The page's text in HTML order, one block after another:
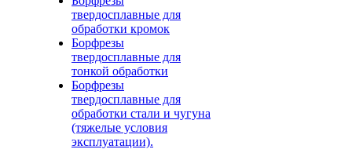
твердосплавные для
обработки кромок
Борфрезы
твердосплавные для
тонкой обработки
Борфрезы
твердосплавные для
обработки стали и чугуна
(тяжелые условия
эксплуатации).